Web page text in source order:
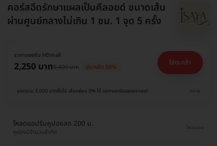
คอร์สฉีดรักษาแผลเป็นคีลอยด์ ขนาดเส้น
ผ่านศูนย์กลางไม่เกิน 1 ซม. 1 จุด 5 ครั้ง
ราคาจองกับ HDmall
2,250 บาท5,400 บาท ประหยัด 58% ใส่ตะกร้า
ยอดรวม 3,000 บาทขึ้นไป เลือกผ่อน 0% ได้ บอกแอดมินของเราเลย! ขยาย
โหลดแอปรับคูปองลด 200 บ.
คูปองมีจำนวนจำกัด
โหลดเลย